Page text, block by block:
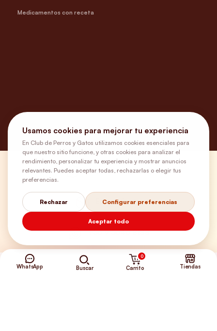
Medicamentos con receta
¿Necesitas ayuda?
Envíos Gratis
+56 9 5646 8188
WhatsApp Buscar
0
Carrito Tiendas
Usamos cookies para mejorar tu experiencia
En Club de Perros y Gatos utilizamos cookies esenciales para
que nuestro sitio funcione, y otras cookies para analizar el
rendimiento, personalizar tu experiencia y mostrar anuncios
relevantes. Puedes aceptar todas, rechazarlas o elegir tus
preferencias.
Rechazar Configurar preferencias
Aceptar todo